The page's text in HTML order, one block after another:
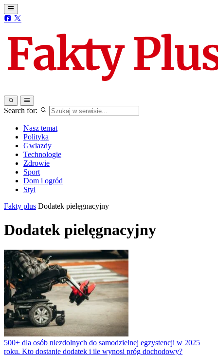
Search for:
Nasz temat
Polityka
Gwiazdy
Technologie
Zdrowie
Sport
Dom i ogród
Styl
Fakty plus Dodatek pielęgnacyjny
Dodatek pielęgnacyjny
500+ dla osób niezdolnych do samodzielnej egzystencji w 2025
roku. Kto dostanie dodatek i ile wynosi próg dochodowy?